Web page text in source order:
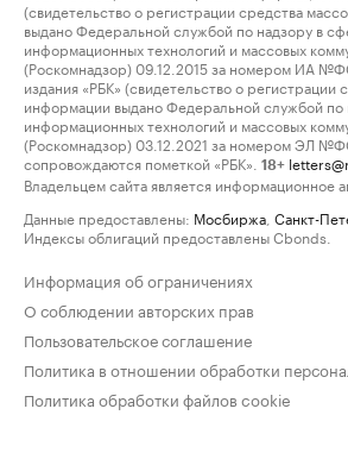
(свидетельство о регистрации средства
выдано Федеральной службой по надзору в
информационных технологий и массовых
(Роскомнадзор) 09.12.2015 за номером ИА
издания «РБК» (свидетельство о регистрации
информации выдано Федеральной службой по
информационных технологий и массовых
(Роскомнадзор) 03.12.2021 за номером ЭЛ
сопровождаются пометкой «РБК».
18+
Владельцем сайта является информационное
Данные предоставлены: Мосбиржа Санкт-
Индексы облигаций предоставлены Cbonds.
Информация об ограничениях
О соблюдении авторских прав
Пользовательское соглашение
Политика в отношении обработки
Политика обработки файлов cookie